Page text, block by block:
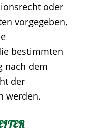
oder
vorgegeben,
bestimmten
nach dem
der
werden.